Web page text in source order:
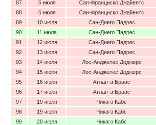
87
5 июля Сан-Франциско Джайентс
88
6 июля Сан-Франциско Джайентс
89
10 июля Сан-Диего Падрес
90
11 июля Сан-Диего Падрес
91
12 июля Сан-Диего Падрес
92
13 июля Сан-Диего Падрес
93
14 июля Лос-Анджелес Доджерс
94
15 июля Лос-Анджелес Доджерс
95
16 июля Атланта Бравс
96
17 июля Атланта Бравс
97
19 июля Чикаго Кабс
98
19 июля Чикаго Кабс
99
20 июля Чикаго Кабс